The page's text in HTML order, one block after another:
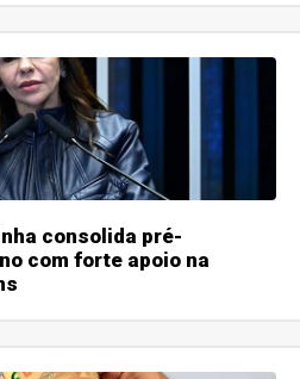
consolida pré-
com forte apoio na